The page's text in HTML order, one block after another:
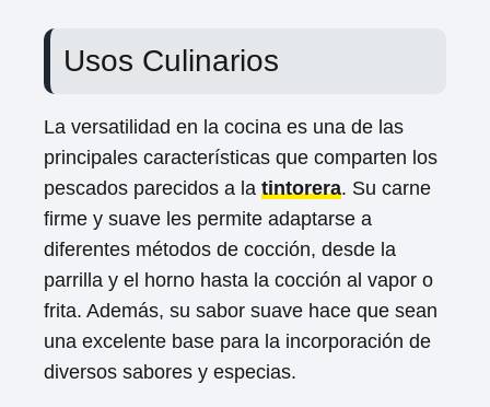
Usos Culinarios
La versatilidad en la cocina es una de las
principales características que comparten los
pescados parecidos a la tintorera. Su carne
firme y suave les permite adaptarse a
diferentes métodos de cocción, desde la
parrilla y el horno hasta la cocción al vapor o
frita. Además, su sabor suave hace que sean
una excelente base para la incorporación de
diversos sabores y especias.